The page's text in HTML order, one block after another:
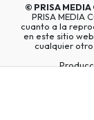
© PRISA MEDIA
PRISA MEDIA
cuanto a la
en este sitio
cualquier